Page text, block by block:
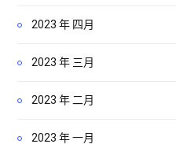
2023 年 四月
2023 年 三月
2023 年 二月
2023 年 一月